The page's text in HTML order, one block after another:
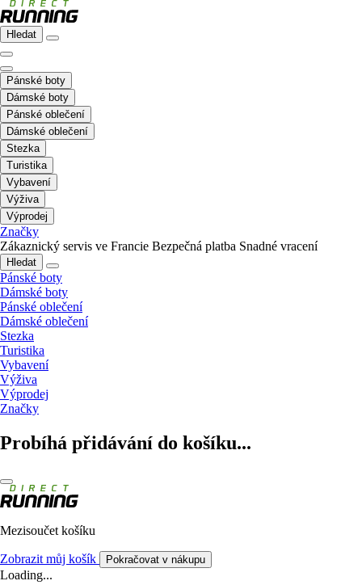
Hledat
Pánské boty
Dámské boty
Pánské oblečení
Dámské oblečení
Stezka
Turistika
Vybavení
Výživa
Výprodej
Značky
Zákaznický servis ve Francie Bezpečná platba Snadné vracení
Hledat
Pánské boty
Dámské boty
Pánské oblečení
Dámské oblečení
Stezka
Turistika
Vybavení
Výživa
Výprodej
Značky
Probíhá přidávání do košíku...
Mezisoučet košíku
Zobrazit můj košík Pokračovat v nákupu
Loading...